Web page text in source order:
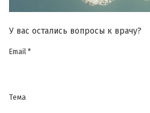
У вас остались вопросы к врачу?
Email *
Тема